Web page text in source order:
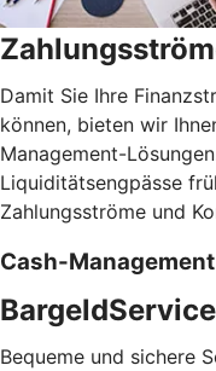
Damit Sie Ihre
können, bieten wir
Management-
Liquiditätsengpässe
Zahlungsströme und
Cash-Management
BargeldService
Bequeme und sichere